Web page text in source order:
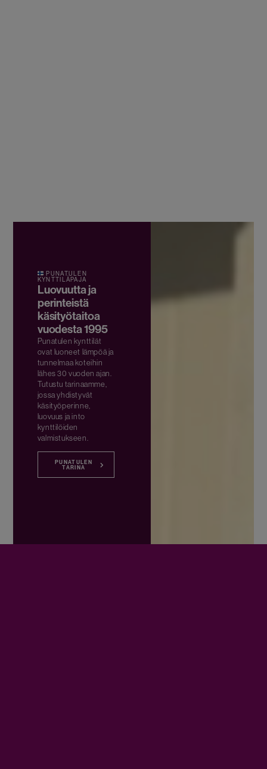
PUNATULEN
KYNTTILÄPAJA
Luovuutta ja
perinteistä
käsityötaitoa
vuodesta 1995
Punatulen kynttilät
ovat luoneet lämpöä ja
tunnelmaa koteihin
lähes 30 vuoden ajan.
Tutustu tarinaamme,
jossa yhdistyvät
käsityöperinne,
luovuus ja into
kynttilöiden
valmistukseen.
PUNATULEN
TARINA